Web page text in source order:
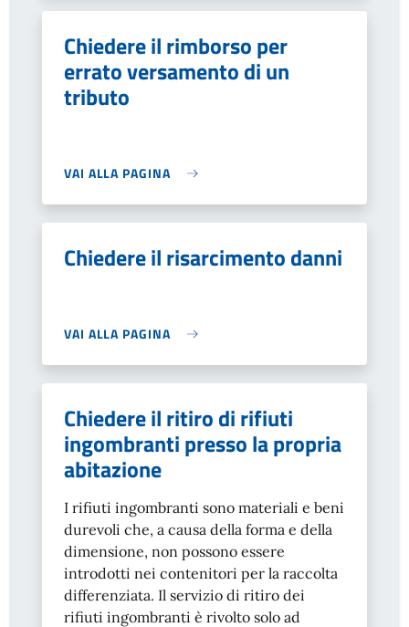
Chiedere il rimborso per
errato versamento di un
tributo
VAI ALLA PAGINA
Chiedere il risarcimento danni
VAI ALLA PAGINA
Chiedere il ritiro di rifiuti
ingombranti presso la propria
abitazione
I rifiuti ingombranti sono materiali e beni
durevoli che, a causa della forma e della
dimensione, non possono essere
introdotti nei contenitori per la raccolta
differenziata. Il servizio di ritiro dei
rifiuti ingombranti è rivolto solo ad